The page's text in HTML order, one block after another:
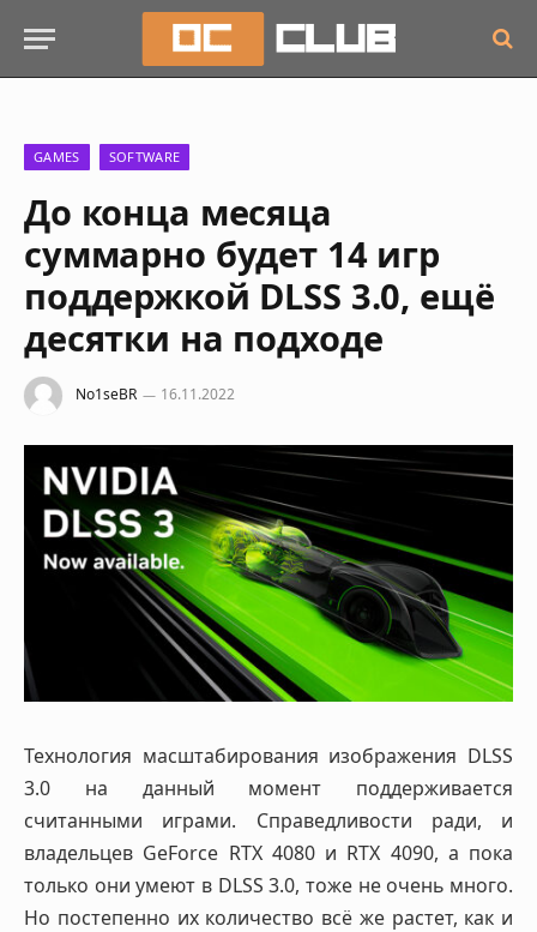
GAMES SOFTWARE
До конца месяца
суммарно будет 14 игр
поддержкой DLSS 3.0, ещё
десятки на подходе
No1seBR 16.11.2022
Технология масштабирования изображения DLSS
3.0 на данный момент поддерживается
считанными играми. Справедливости ради, и
владельцев GeForce RTX 4080 и RTX 4090, а пока
только они умеют в DLSS 3.0, тоже не очень много.
Но постепенно их количество всё же растет, как и